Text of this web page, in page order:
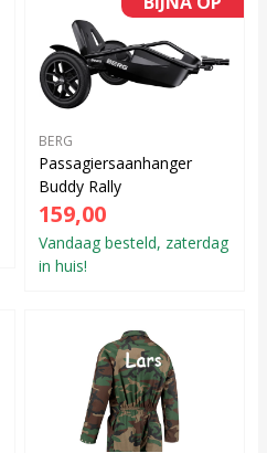
BERG
Passagiersaanhanger
Buddy Rally
159,00
Vandaag besteld, zaterdag
in huis!